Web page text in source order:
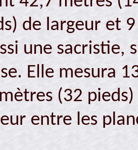
de largeur et
une sacristie,
Elle mesura
(32
entre les